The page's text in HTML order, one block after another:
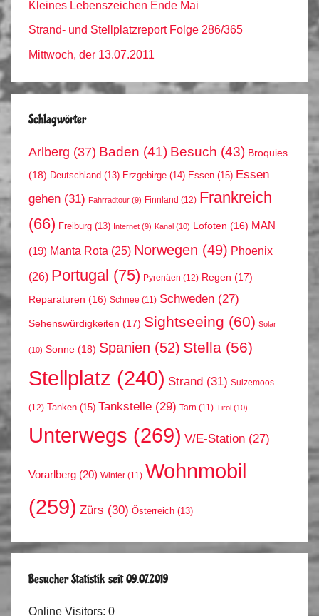
Kleines Lebenszeichen Ende Mai
Strand- und Stellplatzreport Folge 286/365
Mittwoch, der 13.07.2011
Schlagwörter
Arlberg (37) Baden (41) Besuch (43) Broquies
(18) Deutschland (13) Erzgebirge (14) Essen (15) Essen
gehen (31) Fahrradtour (9) Finnland (12) Frankreich
(66) Freiburg (13) Internet (9) Kanal (10) Lofoten (16) MAN
(19) Manta Rota (25) Norwegen (49) Phoenix
(26) Portugal (75) Pyrenäen (12) Regen (17)
Reparaturen (16) Schnee (11) Schweden (27)
Sehenswürdigkeiten (17) Sightseeing (60) Solar
(10) Sonne (18) Spanien (52) Stella (56)
Stellplatz (240) Strand (31) Sulzemoos
(12) Tanken (15) Tankstelle (29) Tarn (11) Tirol (10)
Unterwegs (269) V/E-Station (27)
Vorarlberg (20) Winter (11) Wohnmobil
(259) Zürs (30) Österreich (13)
Besucher Statistik seit 09.07.2019
Online Visitors: 0